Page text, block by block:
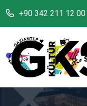
+90 342 211 12 00